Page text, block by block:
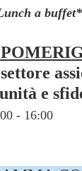
a
e
- 16:00